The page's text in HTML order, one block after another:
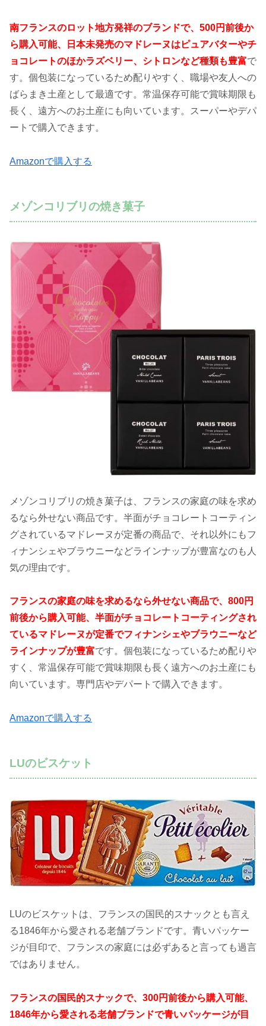
南フランスのロット地方発祥のブランドで、500円前後か
ら購入可能、日本未発売のマドレーヌはピュアバターやチ
ョコレートのほかラズベリー、シトロンなど種類も豊富で
す。個包装になっているため配りやすく、職場や友人への
ばらまき土産として最適です。常温保存可能で賞味期限も
長く、遠方へのお土産にも向いています。スーパーやデパ
ートで購入できます。
Amazonで購入する
メゾンコリブリの焼き菓子
メゾンコリブリの焼き菓子は、フランスの家庭の味を求め
るなら外せない商品です。半面がチョコレートコーティン
グされているマドレーヌが定番の商品で、それ以外にもフ
ィナンシェやブラウニーなどラインナップが豊富なのも人
気の理由です。
フランスの家庭の味を求めるなら外せない商品で、800円
前後から購入可能、半面がチョコレートコーティングされ
ているマドレーヌが定番でフィナンシェやブラウニーなど
ラインナップが豊富です。個包装になっているため配りや
すく、常温保存可能で賞味期限も長く遠方へのお土産にも
向いています。専門店やデパートで購入できます。
Amazonで購入する
LUのビスケット
LUのビスケットは、フランスの国民的スナックとも言え
る1846年から愛される老舗ブランドです。青いパッケー
ジが目印で、フランスの家庭には必ずあると言っても過言
ではありません。
フランスの国民的スナックで、300円前後から購入可能、
1846年から愛される老舗ブランドで青いパッケージが目